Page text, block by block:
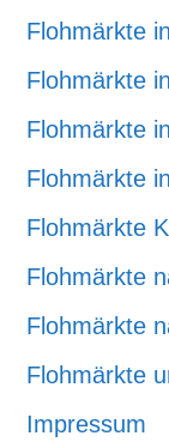
Flohmärkte
Flohmärkte
Flohmärkte
Flohmärkte
Flohmärkte
Flohmärkte
Flohmärkte
Flohmärkte
Impressum